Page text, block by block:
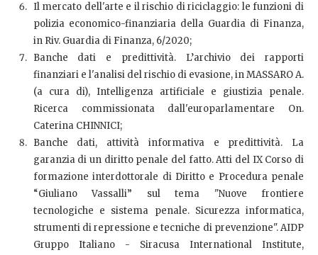
Il mercato dell'arte e il rischio di riciclaggio: le funzioni di
polizia economico-finanziaria della Guardia di Finanza,
in Riv. Guardia di Finanza, 6/2020;
Banche dati e predittività. L’archivio dei rapporti
finanziari e l'analisi del rischio di evasione, in MASSARO A.
(a cura di), Intelligenza artificiale e giustizia penale.
Ricerca commissionata dall'europarlamentare On.
Caterina CHINNICI;
Banche dati, attività informativa e predittività. La
garanzia di un diritto penale del fatto. Atti del IX Corso di
formazione interdottorale di Diritto e Procedura penale
“Giuliano Vassalli” sul tema "Nuove frontiere
tecnologiche e sistema penale. Sicurezza informatica,
strumenti di repressione e tecniche di prevenzione". AIDP
Gruppo Italiano - Siracusa International Institute,